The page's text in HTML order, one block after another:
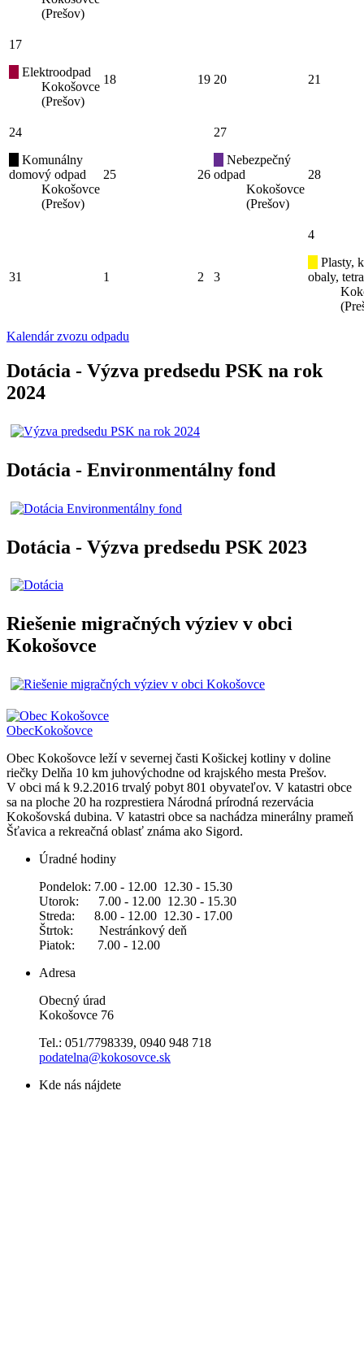
(Prešov)
17
Elektroodpad
Kokošovce
(Prešov)
18 19 20 21
24
Komunálny
domový odpad
Kokošovce
(Prešov)
25 26
27
Nebezpečný
odpad
Kokošovce
(Prešov)
28
31 1 2 3
4
Plasty,
obaly,
Kalendár zvozu odpadu
Dotácia - Výzva predsedu PSK na rok
2024
Dotácia - Environmentálny fond
Dotácia - Výzva predsedu PSK 2023
Riešenie migračných výziev v obci
Kokošovce
ObecKokošovce
Obec Kokošovce leží v severnej časti Košickej kotliny v doline
riečky Delňa 10 km juhovýchodne od krajského mesta Prešov.
V obci má k 9.2.2016 trvalý pobyt 801 obyvateľov. V katastri obce
sa na ploche 20 ha rozprestiera Národná prírodná rezervácia
Kokošovská dubina. V katastri obce sa nachádza minerálny prameň
Šťavica a rekreačná oblasť známa ako Sigord.
Úradné hodiny
Pondelok: 7.00 - 12.00 12.30 - 15.30
Utorok: 7.00 - 12.00 12.30 - 15.30
Streda: 8.00 - 12.00 12.30 - 17.00
Štrtok: Nestránkový deň
Piatok: 7.00 - 12.00
Adresa
Obecný úrad
Kokošovce 76
Tel.: 051/7798339, 0940 948 718
podatelna@kokosovce.sk
Kde nás nájdete